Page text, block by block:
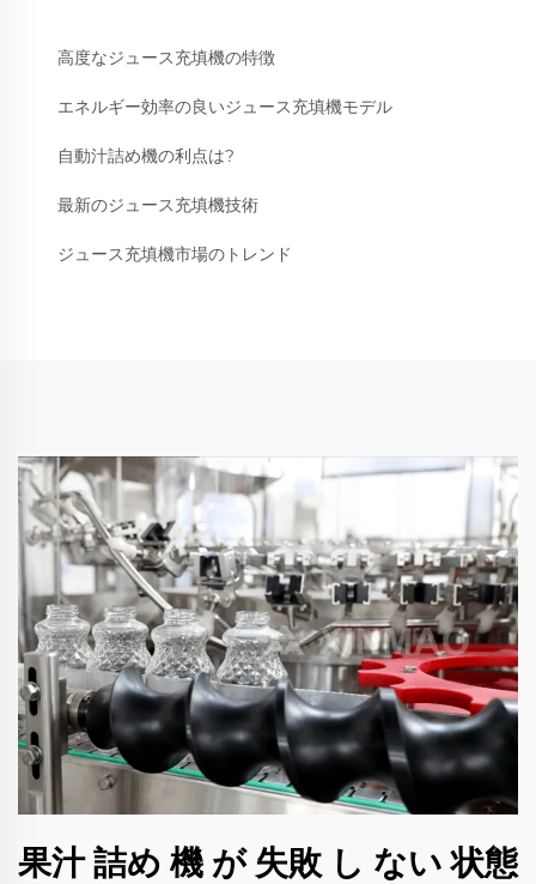
高度なジュース充填機の特徴
エネルギー効率の良いジュース充填機モデル
自動汁詰め機の利点は?
最新のジュース充填機技術
ジュース充填機市場のトレンド
果汁 詰め 機 が 失敗 し ない 状態